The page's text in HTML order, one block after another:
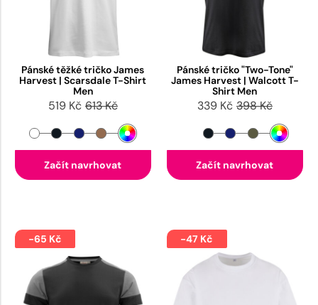
Pánské těžké tričko James
Harvest | Scarsdale T-Shirt
Men
519 Kč 613 Kč
Začít navrhovat
Pánské tričko "Two-Tone"
James Harvest | Walcott T-
Shirt Men
339 Kč 398 Kč
Začít navrhovat
-65 Kč -47 Kč